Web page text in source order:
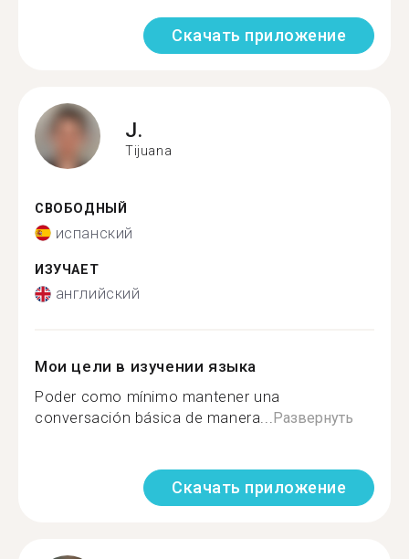
Скачать приложение
J.
Tijuana
СВОБОДНЫЙ
испанский
ИЗУЧАЕТ
английский
Мои цели в изучении языка
Poder como mínimo mantener una
conversación básica de manera...Развернуть
Скачать приложение